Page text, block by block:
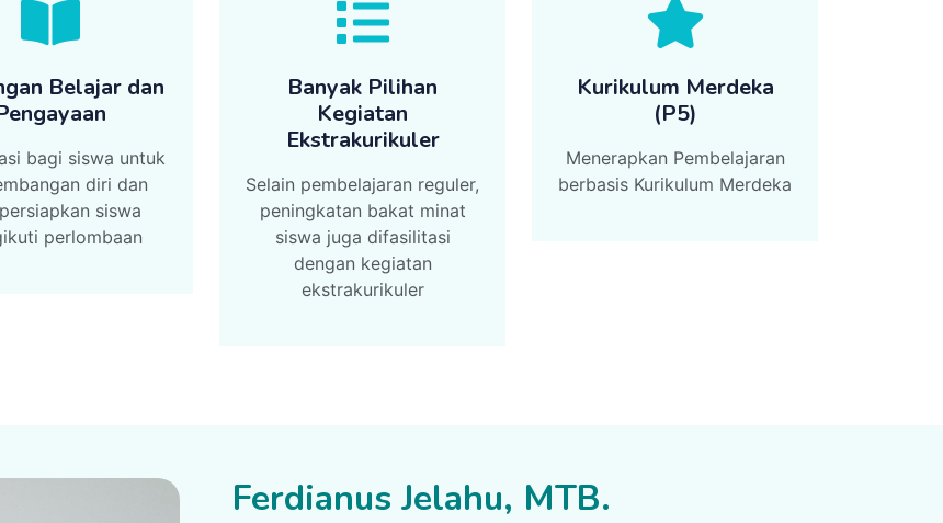
Belajar dan
bagi siswa untuk
diri dan
siswa
perlombaan
Banyak Pilihan
Kegiatan
Ekstrakurikuler
Selain pembelajaran reguler,
peningkatan bakat minat
siswa juga difasilitasi
dengan kegiatan
ekstrakurikuler
Kurikulum Merdeka
(P5)
Menerapkan Pembelajaran
berbasis Kurikulum Merdeka
Ferdianus Jelahu, MTB.